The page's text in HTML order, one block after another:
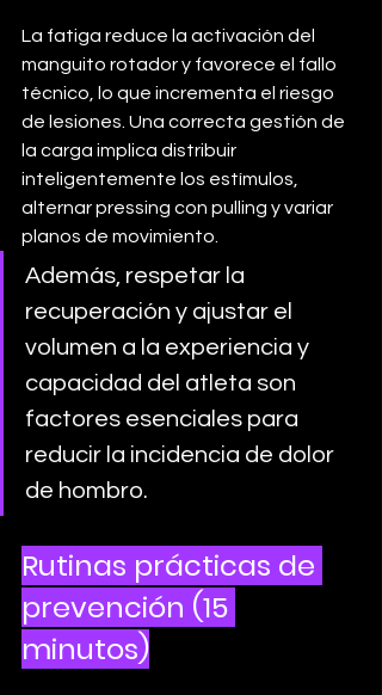
La fatiga reduce la activación del
manguito rotador y favorece el fallo
técnico, lo que incrementa el riesgo
de lesiones. Una correcta gestión de
la carga implica distribuir
inteligentemente los estímulos,
alternar pressing con pulling y variar
planos de movimiento.
Además, respetar la
recuperación y ajustar el
volumen a la experiencia y
capacidad del atleta son
factores esenciales para
reducir la incidencia de dolor
de hombro.
Rutinas prácticas de
prevención (15
minutos)